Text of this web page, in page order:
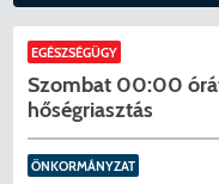
EGÉSZSÉGÜGY
Szombat 00:00
hőségriasztás
ÖNKORMÁNYZAT